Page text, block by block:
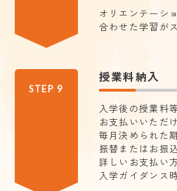
オリエンテーシ
合わせた学習が
STEP 9
授業料納入
入学後の授業料
お支払いいただ
毎月決められた
振替またはお振
詳しいお支払い
入学ガイダンス